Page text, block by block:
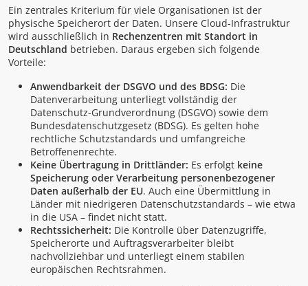
Ein zentrales Kriterium für viele Organisationen ist der
physische Speicherort der Daten. Unsere Cloud-Infrastruktur
wird ausschließlich in Rechenzentren mit Standort in
Deutschland betrieben. Daraus ergeben sich folgende
Vorteile:
Anwendbarkeit der DSGVO und des BDSG: Die
Datenverarbeitung unterliegt vollständig der
Datenschutz-Grundverordnung (DSGVO) sowie dem
Bundesdatenschutzgesetz (BDSG). Es gelten hohe
rechtliche Schutzstandards und umfangreiche
Betroffenenrechte.
Keine Übertragung in Drittländer: Es erfolgt keine
Speicherung oder Verarbeitung personenbezogener
Daten außerhalb der EU. Auch eine Übermittlung in
Länder mit niedrigeren Datenschutzstandards – wie etwa
in die USA – findet nicht statt.
Rechtssicherheit: Die Kontrolle über Datenzugriffe,
Speicherorte und Auftragsverarbeiter bleibt
nachvollziehbar und unterliegt einem stabilen
europäischen Rechtsrahmen.